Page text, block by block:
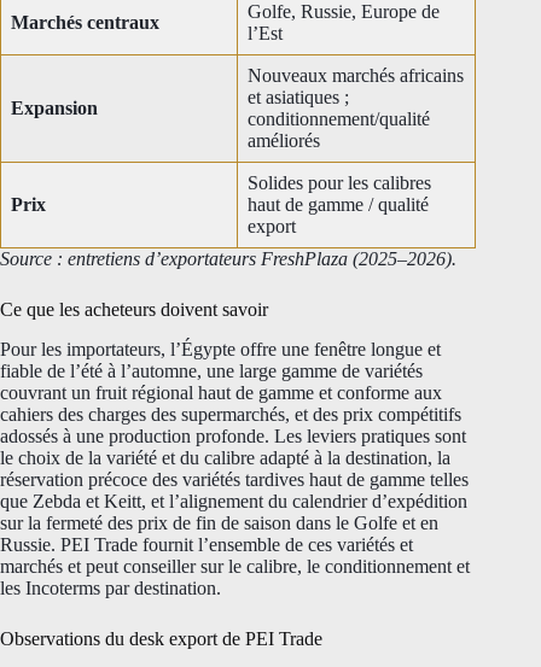
Marchés centraux
Golfe, Russie, Europe de
l’Est
Expansion
Nouveaux marchés africains
et asiatiques ;
conditionnement/qualité
améliorés
Prix
Solides pour les calibres
haut de gamme / qualité
export
Source : entretiens d’exportateurs FreshPlaza (2025–2026).
Ce que les acheteurs doivent savoir
Pour les importateurs, l’Égypte offre une fenêtre longue et
fiable de l’été à l’automne, une large gamme de variétés
couvrant un fruit régional haut de gamme et conforme aux
cahiers des charges des supermarchés, et des prix compétitifs
adossés à une production profonde. Les leviers pratiques sont
le choix de la variété et du calibre adapté à la destination, la
réservation précoce des variétés tardives haut de gamme telles
que Zebda et Keitt, et l’alignement du calendrier d’expédition
sur la fermeté des prix de fin de saison dans le Golfe et en
Russie. PEI Trade fournit l’ensemble de ces variétés et
marchés et peut conseiller sur le calibre, le conditionnement et
les Incoterms par destination.
Observations du desk export de PEI Trade